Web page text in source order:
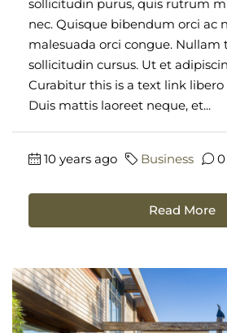
sollicitudin purus, quis rutrum
nec. Quisque bibendum orci ac
malesuada orci congue. Nullam
sollicitudin cursus. Ut et
Curabitur this is a text link
Duis mattis laoreet neque, et...
10 years ago Business 0
Read More